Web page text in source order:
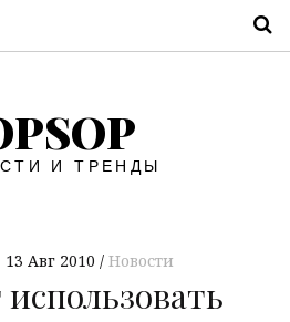
И ТРЕНДЫ
13 Авг 2010 Новости